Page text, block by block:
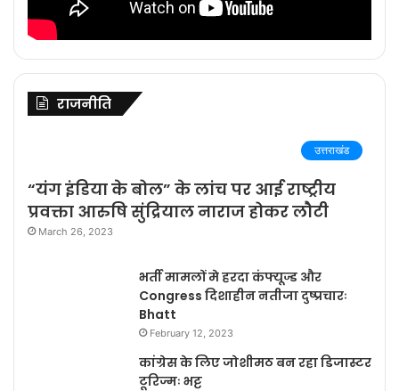
राजनीति
उत्तराखंड
“यंग इंडिया के बोल” के लांच पर आई राष्ट्रीय
प्रवक्ता आरुषि सुंद्रियाल नाराज होकर लौटी
March 26, 2023
भर्ती मामलों मे हरदा कंफ्यूज्ड और
Congress दिशाहीन नतीजा दुष्प्रचारः
Bhatt
February 12, 2023
कांग्रेस के लिए जोशीमठ बन रहा डिजास्टर
टूरिज्मः भट्ट